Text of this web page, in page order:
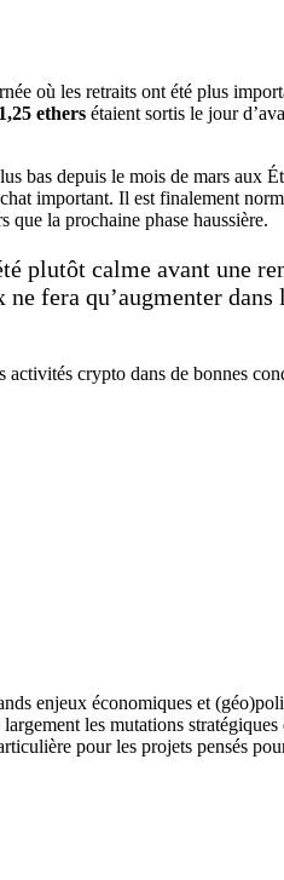
où les retraits ont été plus
ethers étaient sortis le jour
bas depuis le mois de mars aux
important. Il est finalement
que la prochaine phase haussière.
plutôt calme avant une
fera qu’augmenter
crypto dans de bonnes
enjeux économiques et
les mutations
pour les projets pensés